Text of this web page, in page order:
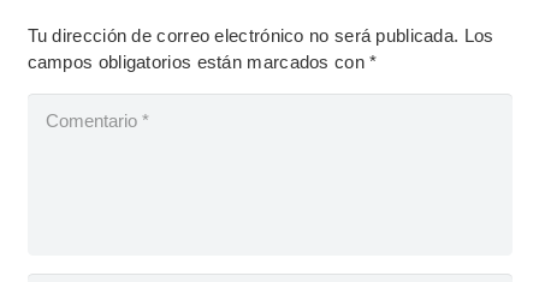
Tu dirección de correo electrónico no será publicada. Los
campos obligatorios están marcados con*